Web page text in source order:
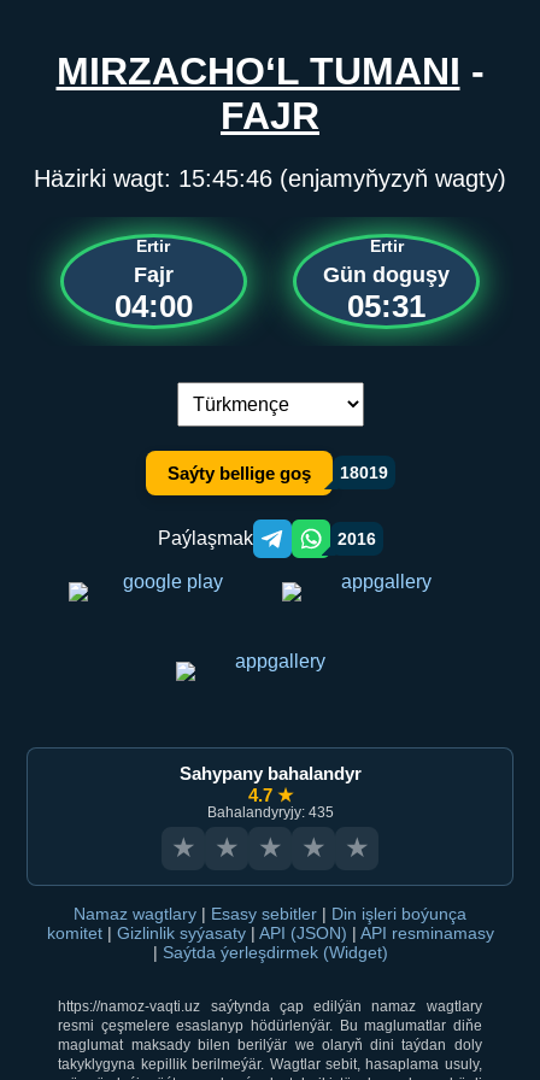
MIRZACHO‘L TUMANI -
FAJR
Häzirki wagt: 15:45:46 (enjamyňyzyň wagty)
Ertir
Fajr
04:00
Ertir
Gün doguşy
05:31
Dil çalşyryş:
Saýty bellige goş 18019
Paýlaşmak Telegram orqali ulashish
WhatsApp orqali ulashish
2016
Sahypany bahalandyr
4.7 ★
Bahalandyryjy: 435
★ ★ ★ ★ ★
Namaz wagtlary | Esasy sebitler | Din işleri boýunça
komitet | Gizlinlik syýasaty | API (JSON) | API resminamasy
| Saýtda ýerleşdirmek (Widget)
https://namoz-vaqti.uz saýtynda çap edilýän namaz wagtlary
resmi çeşmelere esaslanyp hödürlenýär. Bu maglumatlar diňe
maglumat maksady bilen berilýär we olaryň dini taýdan doly
takyklygyna kepillik berilmeýär. Wagtlar sebit, hasaplama usuly,